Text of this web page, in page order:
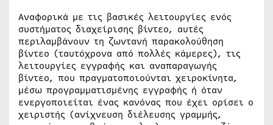
Αναφορικά με τις βασικές λειτουργίες ενός
συστήματος διαχείρισης βίντεο, αυτές
περιλαμβάνουν τη ζωντανή παρακολούθηση
βίντεο (ταυτόχρονα από πολλές κάμερες), τις
λειτουργίες εγγραφής και αναπαραγωγής
βίντεο, που πραγματοποιούνται χειροκίνητα,
μέσω προγραμματισμένης εγγραφής ή όταν
ενεργοποιείται ένας κανόνας που έχει ορίσει ο
χειριστής (ανίχνευση διέλευσης γραμμής,